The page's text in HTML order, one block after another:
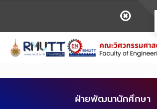
ฝ่ายพัฒนานักศึกษา